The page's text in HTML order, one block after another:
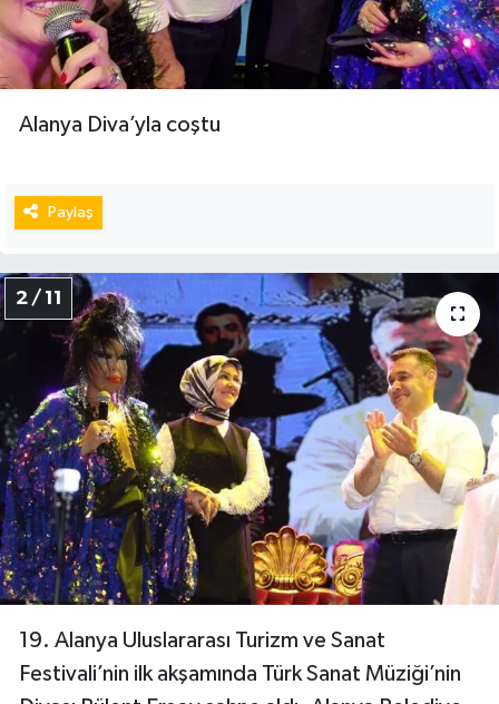
Alanya Diva’yla coştu
Paylaş
2 / 11
19. Alanya Uluslararası Turizm ve Sanat
Festivali’nin ilk akşamında Türk Sanat Müziği’nin